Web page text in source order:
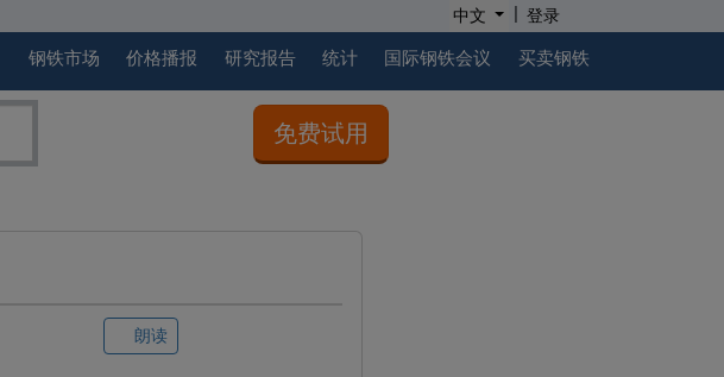
中文 | 登录
钢铁市场 价格播报 研究报告 统计 国际钢铁会议 买卖钢铁
免费试用
朗读